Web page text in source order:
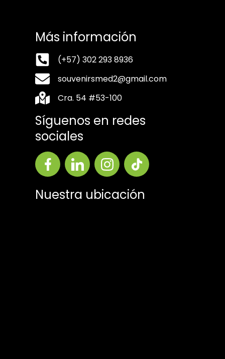
Más información
(+57) 302 293 8936
souvenirsmed2@gmail.com
Cra. 54 #53-100
Síguenos en redes
sociales
Nuestra ubicación